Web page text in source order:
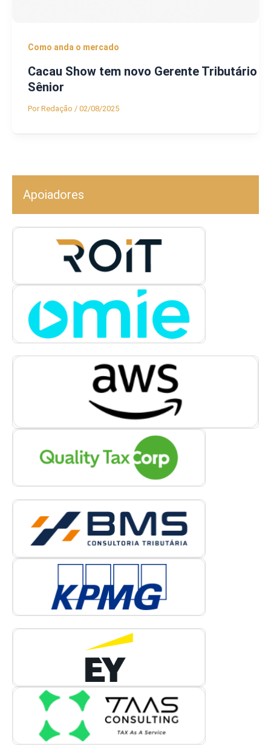
Como anda o mercado
Cacau Show tem novo Gerente Tributário
Sênior
PorRedação / 02/08/2025
Apoiadores